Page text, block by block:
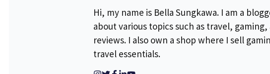
Hi, my name is Bella Sungkawa. I am a
about various topics such as travel,
reviews. I also own a shop where I sell
travel essentials.